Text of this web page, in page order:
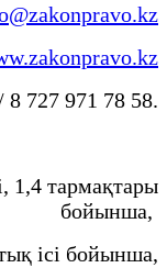
8 727 971 78 58.
1,4 тармақтары
бойынша,
ісі бойынша,